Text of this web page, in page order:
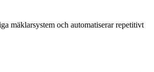
mäklarsystem och automatiserar repetitivt